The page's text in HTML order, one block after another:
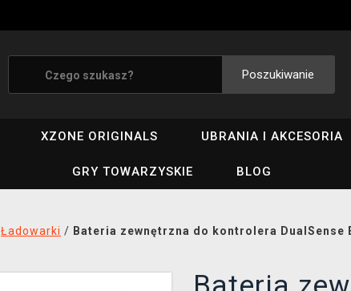
Poszukiwanie
XZONE ORIGINALS UBRANIA I AKCESORIA
GRY TOWARZYSKIE BLOG
Ładowarki / Bateria zewnętrzna do kontrolera DualSense